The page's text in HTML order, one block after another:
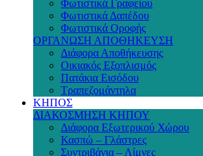
Φωτιστικά Γραφείου
Φωτιστικά Δαπέδου
Φωτιστικά Οροφής
ΟΡΓΑΝΩΣΗ ΑΠΟΘΗΚΕΥΣΗ
Διάφορα Αποθήκευσης
Οικιακός Εξοπλισμός
Πατάκια Εισόδου
Τραπεζομάντηλα
ΚΗΠΟΣ
ΔΙΑΚΟΣΜΗΣΗ ΚΗΠΟΥ
Διάφορα Εξωτερικού Χώρου
Κασπώ – Γλάστρες
Συντριβάνια – Λίμνες